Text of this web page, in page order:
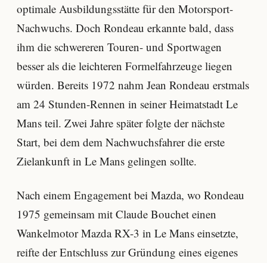
optimale Ausbildungsstätte für den Motorsport-
Nachwuchs. Doch Rondeau erkannte bald, dass
ihm die schwereren Touren- und Sportwagen
besser als die leichteren Formelfahrzeuge liegen
würden. Bereits 1972 nahm Jean Rondeau erstmals
am 24 Stunden-Rennen in seiner Heimatstadt Le
Mans teil. Zwei Jahre später folgte der nächste
Start, bei dem dem Nachwuchsfahrer die erste
Zielankunft in Le Mans gelingen sollte.
Nach einem Engagement bei Mazda, wo Rondeau
1975 gemeinsam mit Claude Bouchet einen
Wankelmotor Mazda RX-3 in Le Mans einsetzte,
reifte der Entschluss zur Gründung eines eigenes